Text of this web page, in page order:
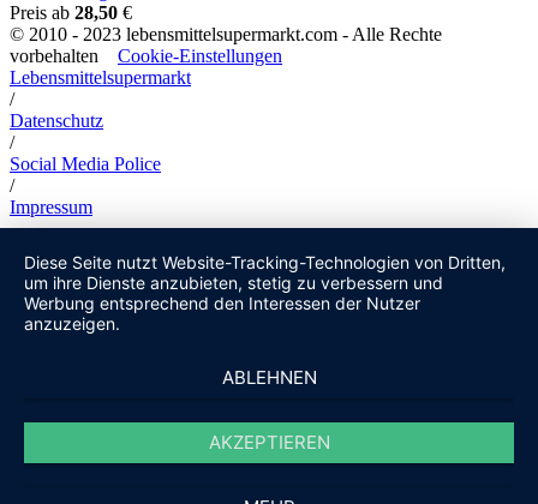
Preis ab 28,50 €
© 2010 - 2023 lebensmittelsupermarkt.com - Alle Rechte
vorbehalten Cookie-Einstellungen
Lebensmittelsupermarkt
/
Datenschutz
/
Social Media Police
/
Impressum
Diese Seite nutzt Website-Tracking-Technologien von Dritten,
um ihre Dienste anzubieten, stetig zu verbessern und
Werbung entsprechend den Interessen der Nutzer
anzuzeigen.
ABLEHNEN
AKZEPTIEREN